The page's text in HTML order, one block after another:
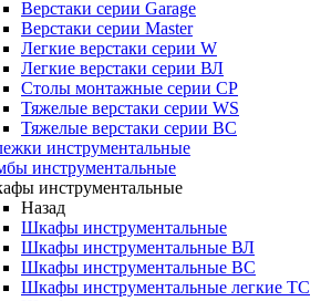
Верстаки серии Garage
Верстаки серии Master
Легкие верстаки серии W
Легкие верстаки серии ВЛ
Столы монтажные серии СР
Тяжелые верстаки серии WS
Тяжелые верстаки серии ВС
инструментальные
инструментальные
инструментальные
Назад
Шкафы инструментальные
Шкафы инструментальные ВЛ
Шкафы инструментальные ВС
Шкафы инструментальные легкие ТС